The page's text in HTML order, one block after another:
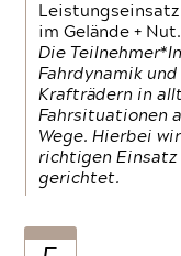
Leistungseinsatz
im Gelände +
Die
Fahrdynamik
Krafträdern in
Fahrsituationen
Wege. Hierbei
richtigen
gerichtet.